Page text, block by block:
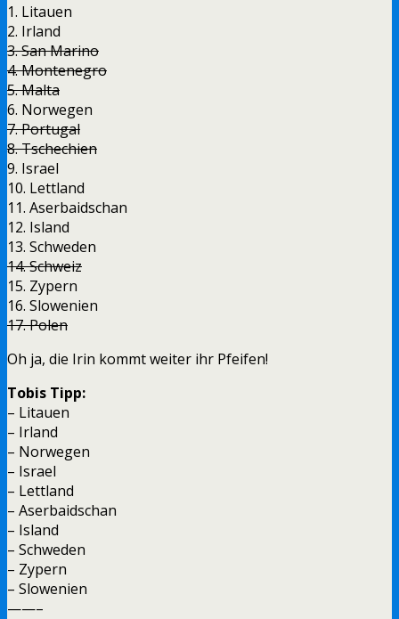
1. Litauen
2. Irland
3. San Marino
4. Montenegro
5. Malta
6. Norwegen
7. Portugal
8. Tschechien
9. Israel
10. Lettland
11. Aserbaidschan
12. Island
13. Schweden
14. Schweiz
15. Zypern
16. Slowenien
17. Polen
Oh ja, die Irin kommt weiter ihr Pfeifen!
Tobis Tipp:
– Litauen
– Irland
– Norwegen
– Israel
– Lettland
– Aserbaidschan
– Island
– Schweden
– Zypern
– Slowenien
——–